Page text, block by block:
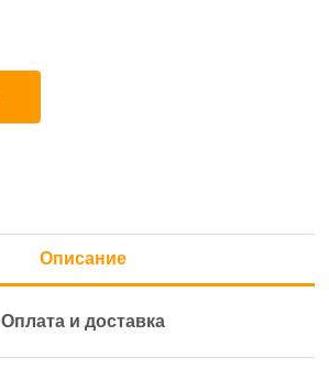
Описание
Оплата и доставка